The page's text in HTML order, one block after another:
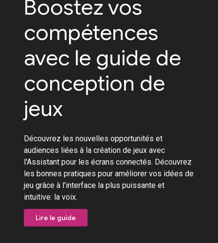
Boostez vos
compétences
avec le guide de
conception de
jeux
Découvrez les nouvelles opportunités et
audiences liées à la création de jeux avec
l'Assistant pour les écrans connectés. Découvrez
les bonnes pratiques pour améliorer vos idées de
jeu grâce à l'interface la plus puissante et
intuitive: la voix.
Lire le guide